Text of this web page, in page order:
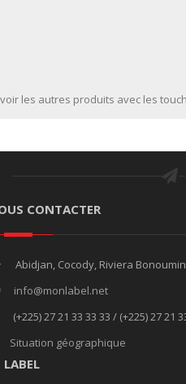
voir les autres produits avec les
CONTACTER
Abidjan, Cocody, Riviera Bonoumin
info@monlabel.net
(+225) 27 21 33 33 33 / (+225) 27 21
Situation géographique
LABEL